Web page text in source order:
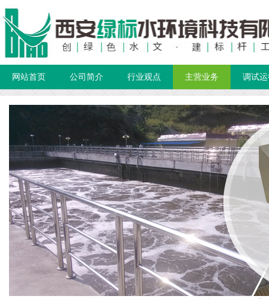
网站首页 公司简介 行业观点 主营业务 调试